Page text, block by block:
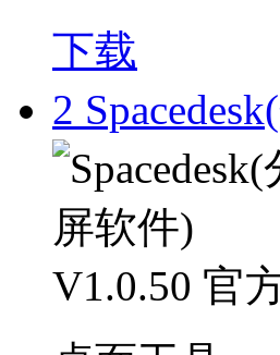
下载
2